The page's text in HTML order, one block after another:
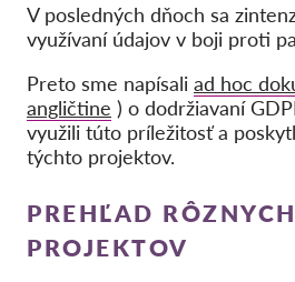
Výročné správy
Kariéra
Kolektívna
Média
V posledných dňoch sa
využívaní údajov v boji proti
Preto sme napísali ad hoc
angličtine ) o dodržiavaní
využili túto príležitosť a
týchto projektov.
PREHĽAD
PROJEKTOV